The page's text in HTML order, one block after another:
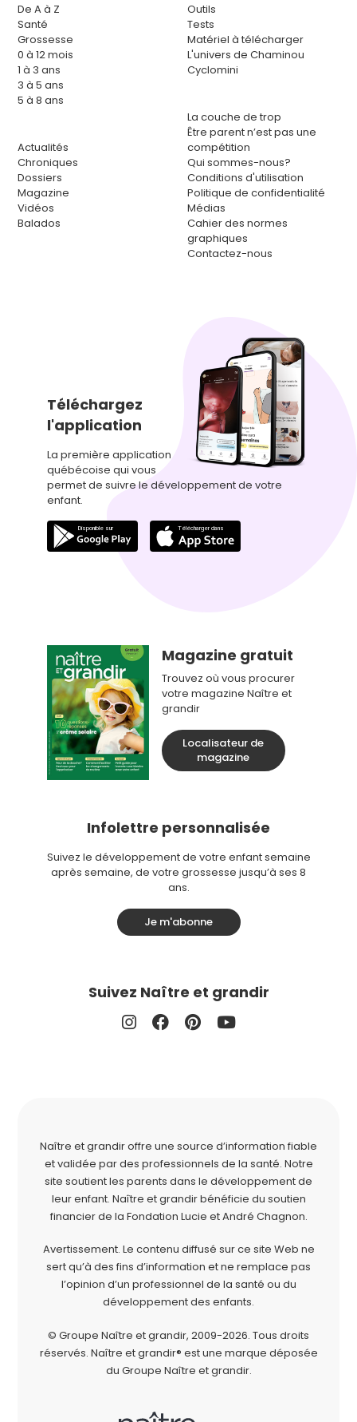
De A à Z
Santé
Grossesse
0 à 12 mois
1 à 3 ans
3 à 5 ans
5 à 8 ans
Actualités
Chroniques
Dossiers
Magazine
Vidéos
Balados
Outils
Tests
Matériel à télécharger
L'univers de Chaminou
Cyclomini
La couche de trop
Être parent n’est pas une
compétition
Qui sommes-nous?
Conditions d'utilisation
Politique de confidentialité
Médias
Cahier des normes
graphiques
Contactez-nous
Téléchargez
l'application
La première application
québécoise qui vous
permet de suivre le développement de votre
enfant.
Magazine gratuit
Trouvez où vous procurer
votre magazine Naître et
grandir
Localisateur de
magazine
Infolettre personnalisée
Suivez le développement de votre enfant semaine
après semaine, de votre grossesse jusqu’à ses 8
ans.
Je m'abonne
Suivez Naître et grandir
Naître et grandir offre une source d’information fiable
et validée par des professionnels de la santé. Notre
site soutient les parents dans le développement de
leur enfant. Naître et grandir bénéficie du soutien
financier de la Fondation Lucie et André Chagnon.
Avertissement. Le contenu diffusé sur ce site Web ne
sert qu’à des fins d’information et ne remplace pas
l’opinion d’un professionnel de la santé ou du
développement des enfants.
© Groupe Naître et grandir, 2009-2026. Tous droits
réservés. Naître et grandir® est une marque déposée
du Groupe Naître et grandir.